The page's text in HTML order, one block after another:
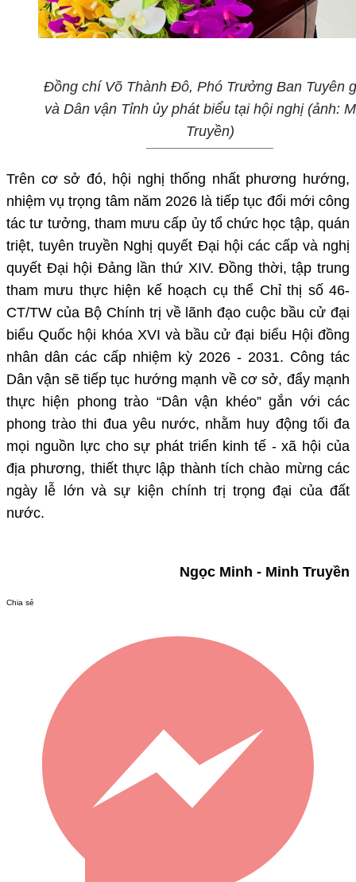
Đồng chí Võ Thành Đô, Phó Trưởng Ban Tuyên
và Dân vận Tỉnh ủy phát biểu tại hội nghị (ảnh:
Truyền)
Trên cơ sở đó, hội nghị thống nhất phương hướng,
nhiệm vụ trọng tâm năm 2026 là tiếp tục đổi mới công
tác tư tưởng, tham mưu cấp ủy tổ chức học tập, quán
triệt, tuyên truyền Nghị quyết Đại hội các cấp và nghị
quyết Đại hội Đảng lần thứ XIV. Đồng thời, tập trung
tham mưu thực hiện kế hoạch cụ thể Chỉ thị số 46-
CT/TW của Bộ Chính trị về lãnh đạo cuộc bầu cử đại
biểu Quốc hội khóa XVI và bầu cử đại biểu Hội đồng
nhân dân các cấp nhiệm kỳ 2026 - 2031. Công tác
Dân vận sẽ tiếp tục hướng mạnh về cơ sở, đẩy mạnh
thực hiện phong trào “Dân vận khéo” gắn với các
phong trào thi đua yêu nước, nhằm huy động tối đa
mọi nguồn lực cho sự phát triển kinh tế - xã hội của
địa phương, thiết thực lập thành tích chào mừng các
ngày lễ lớn và sự kiện chính trị trọng đại của đất
nước.
Ngọc Minh - Minh Truyền
Chia sẻ